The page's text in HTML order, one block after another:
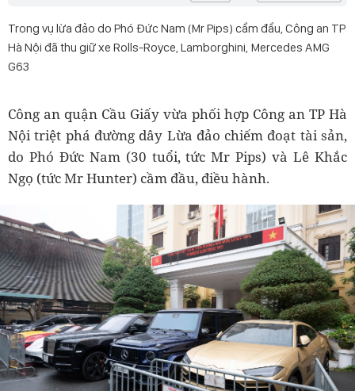
Trong vụ lừa đảo do Phó Đức Nam (Mr Pips) cầm đầu, Công an TP
Hà Nội đã thu giữ xe Rolls-Royce, Lamborghini, Mercedes AMG
G63
Công an quận Cầu Giấy vừa phối hợp Công an TP Hà
Nội triệt phá đường dây Lừa đảo chiếm đoạt tài sản,
do Phó Đức Nam (30 tuổi, tức Mr Pips) và Lê Khắc
Ngọ (tức Mr Hunter) cầm đầu, điều hành.